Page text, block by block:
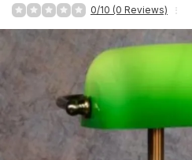
0/10 (0 Reviews)